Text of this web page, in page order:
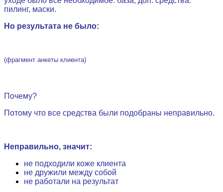
пилинг, маски.
Но результата не было:
(фрагмент анкеты клиента)
Почему?
Потому что все средства были подобраны неправильно.
Неправильно, значит:
не подходили коже клиента
не дружили между собой
не работали на результат